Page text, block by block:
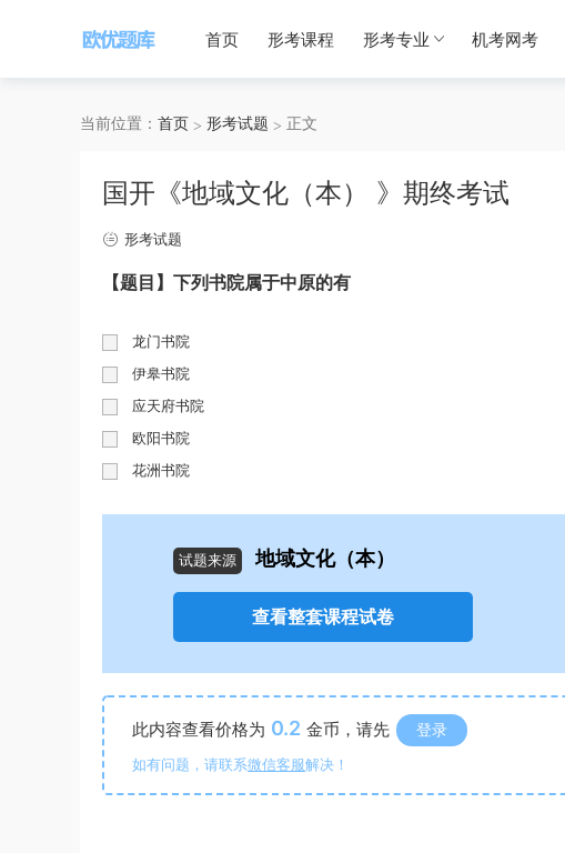
首页 形考课程 形考专业 机考网考
当前位置： 首页 形考试题 正文
国开《地域文化（本） 》期终考试
形考试题
【题目】下列书院属于中原的有
龙门书院
伊皋书院
应天府书院
欧阳书院
花洲书院
试题来源 地域文化（本）
查看整套课程试卷
此内容查看价格为 0.2 金币，请先 登录
如有问题，请联系微信客服解决！